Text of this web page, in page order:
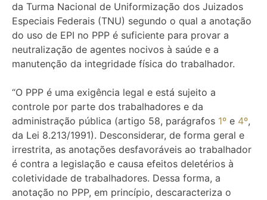
da Turma Nacional de Uniformização dos Juizados
Especiais Federais (TNU) segundo o qual a anotação
do uso de EPI no PPP é suficiente para provar a
neutralização de agentes nocivos à saúde e a
manutenção da integridade física do trabalhador.
“O PPP é uma exigência legal e está sujeito a
controle por parte dos trabalhadores e da
administração pública (artigo 58, parágrafos 1º e 4º,
da Lei 8.213/1991). Desconsiderar, de forma geral e
irrestrita, as anotações desfavoráveis ao trabalhador
é contra a legislação e causa efeitos deletérios à
coletividade de trabalhadores. Dessa forma, a
anotação no PPP, em princípio, descaracteriza o